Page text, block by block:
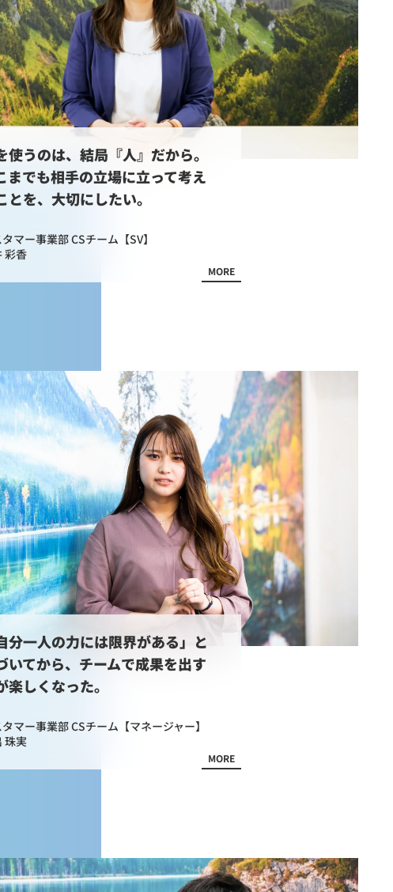
使うのは、結局『人』だから。
までも相手の立場に立って考え
とを、大切にしたい。
マー事業部 CSチーム【SV】
彩香
MORE
分一人の力には限界がある」と
いてから、チームで成果を出す
楽しくなった。
マー事業部 CSチーム【マネージャー】
珠実
MORE